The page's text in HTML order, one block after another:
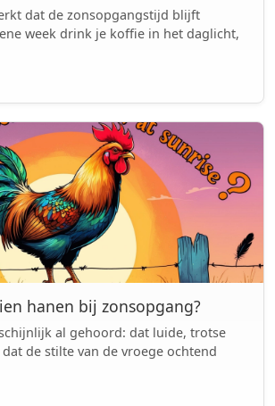
dat de zonsopgangstijd blijft
week drink je koffie in het daglicht,
hanen bij zonsopgang?
al gehoord: dat luide, trotse
de stilte van de vroege ochtend